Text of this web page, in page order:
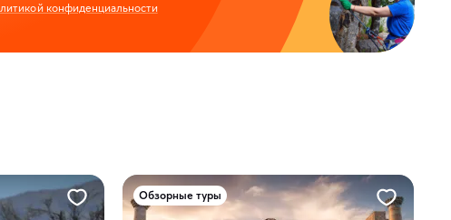
конфиденциальности
Обзорные туры